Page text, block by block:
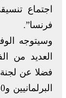
اجتماع
فرنسا”.
وسيتوجه
العديد من